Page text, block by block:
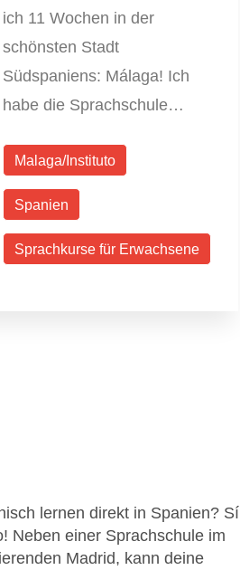
ich 11 Wochen in der
schönsten Stadt
Südspaniens: Málaga! Ich
habe die Sprachschule…
Malaga/Instituto
Spanien
Sprachkurse für Erwachsene
lernen direkt in Spanien? Sí
Neben einer Sprachschule im
Madrid, kann deine